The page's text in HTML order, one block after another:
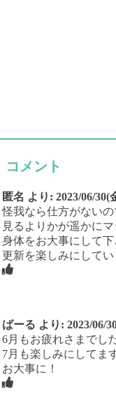
コメント
匿名 より: 2023/06/30(
怪我なら仕方がない
見るよりかが遥かに
身体をお大事にして下
更新を楽しみにしてい
ばーる より: 2023/06/
6月もお疲れさまでし
7月も楽しみにしてま
お大事に！